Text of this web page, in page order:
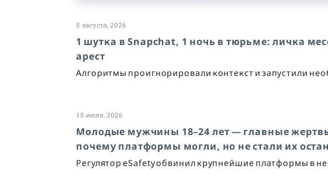
5 августа, 2026
1 шутка в Snapchat, 1 ночь в тюрьме: личка
арест
Алгоритмы проигнорировали контекст и запустили
15 июля, 2026
Молодые мужчины 18–24 лет — главные
почему платформы могли, но не стали их
Регулятор eSafety обвинил крупнейшие платформы в